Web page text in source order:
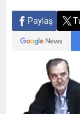
Paylaş